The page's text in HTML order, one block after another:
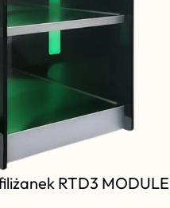
RTD3 MODULE